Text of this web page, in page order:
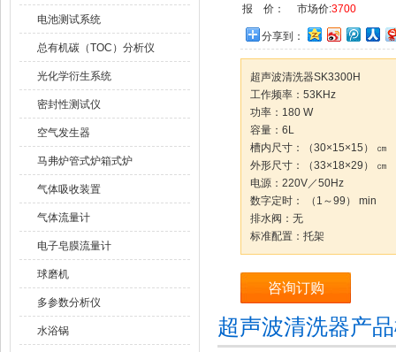
电池测试系统
总有机碳（TOC）分析仪
光化学衍生系统
密封性测试仪
空气发生器
马弗炉管式炉箱式炉
气体吸收装置
气体流量计
电子皂膜流量计
球磨机
多参数分析仪
水浴锅
报 价：
市场价:3700
分享到：
超声波清洗器SK3300H
工作频率：53KHz
功率：180 W
容量：6L
槽内尺寸：（30×15×15） ㎝
外形尺寸：（33×18×29） ㎝
电源：220V／50Hz
数字定时： （1～99） min
排水阀：无
标准配置：托架
咨询订购
超声波清洗器产